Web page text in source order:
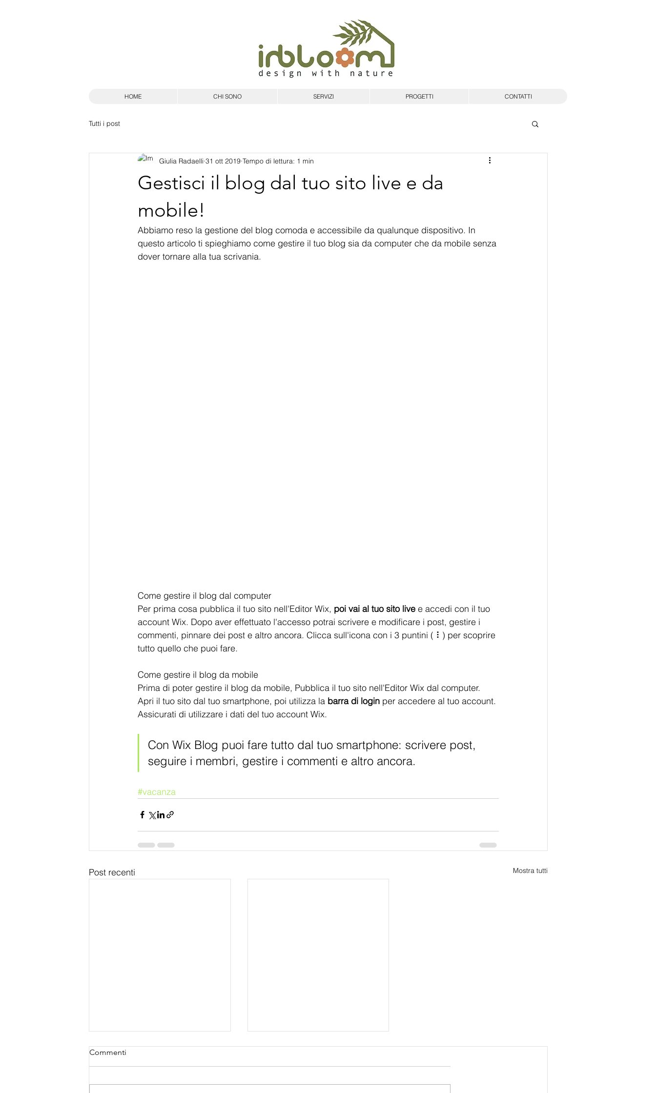
HOME CHI SONO SERVIZI PROGETTI CONTATTI
Tutti i post
Gestisci il blog dal tuo sito live e da
mobile!
Giulia Radaelli 31 ott 2019 Tempo di lettura: 1 min
Abbiamo reso la gestione del blog comoda e accessibile da qualunque dispositivo. In
questo articolo ti spieghiamo come gestire il tuo blog sia da computer che da mobile senza
dover tornare alla tua scrivania.
Come gestire il blog dal computer
Per prima cosa pubblica il tuo sito nell'Editor Wix, poi vai al tuo sito live e accedi con il tuo
account Wix. Dopo aver effettuato l'accesso potrai scrivere e modificare i post, gestire i
commenti, pinnare dei post e altro ancora. Clicca sull'icona con i 3 puntini ( ⠇) per scoprire
tutto quello che puoi fare.
Come gestire il blog da mobile
Prima di poter gestire il blog da mobile, Pubblica il tuo sito nell'Editor Wix dal computer.
Apri il tuo sito dal tuo smartphone, poi utilizza la barra di login per accedere al tuo account.
Assicurati di utilizzare i dati del tuo account Wix.
Con Wix Blog puoi fare tutto dal tuo smartphone: scrivere post,
seguire i membri, gestire i commenti e altro ancora.
#vacanza
Post recenti Mostra tutti
Commenti